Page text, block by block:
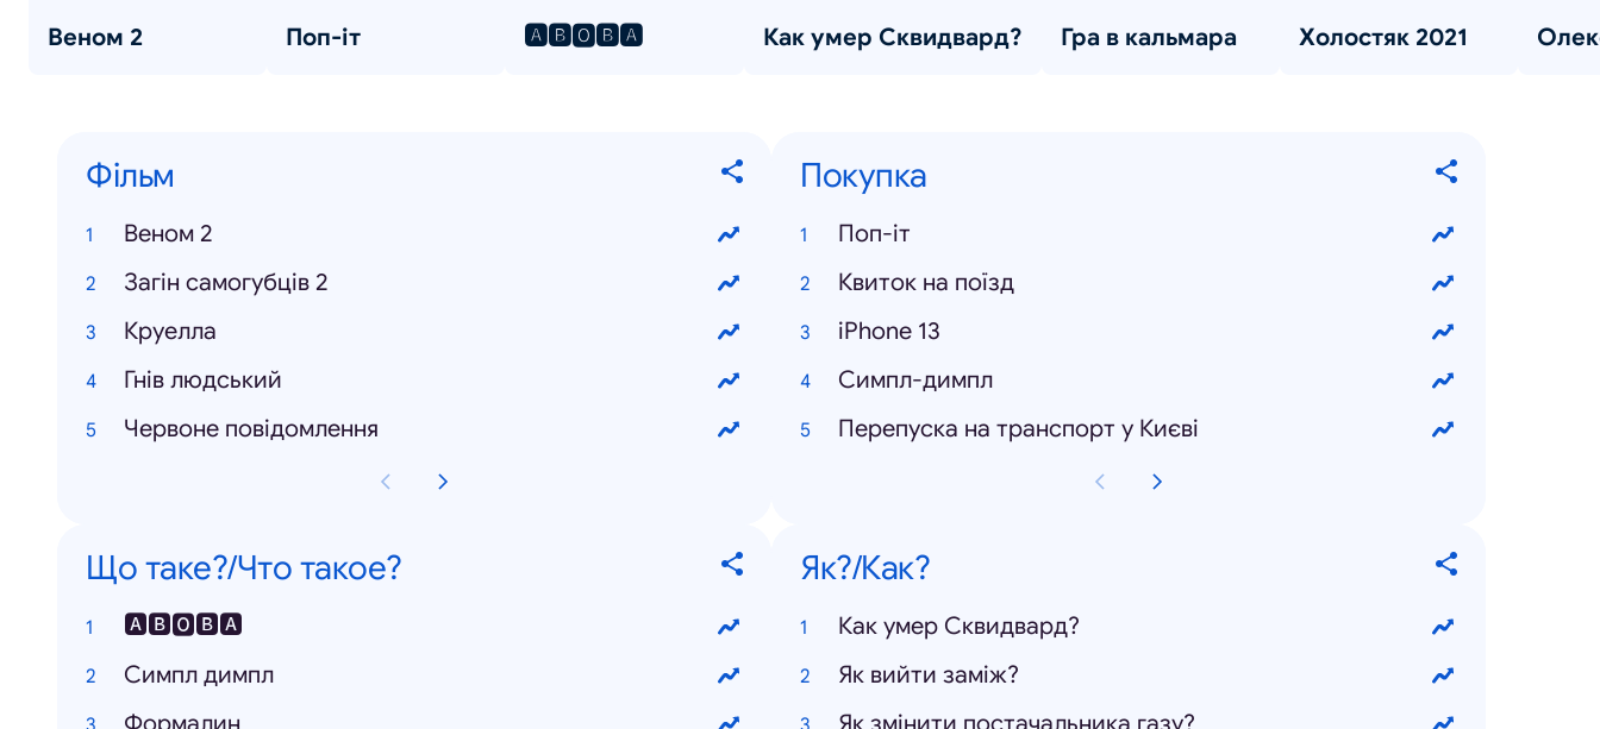
Веном 2 Поп-іт 🅰🅱🅾🅱🅰 Как умер Сквидвард? Гра в кальмара Холостяк 2021
Фільм
Веном 2
Загін самогубців 2
Круелла
Гнів людський
Червоне повідомлення
Покупка
Поп-іт
Квиток на поїзд
iPhone 13
Симпл-димпл
Перепуска на транспорт у Києві
Що таке?/Что такое?
🅰🅱🅾🅱🅰
Симпл димпл
Як?/Как?
Как умер Сквидвард?
Як вийти заміж?